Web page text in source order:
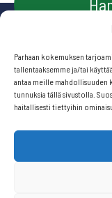
Parhaan kokemuksen
tallentaaksemme ja/tai
antaa meille mahdollisuuden
tunnuksia tällä sivustolla.
haitallisesti tiettyihin
©